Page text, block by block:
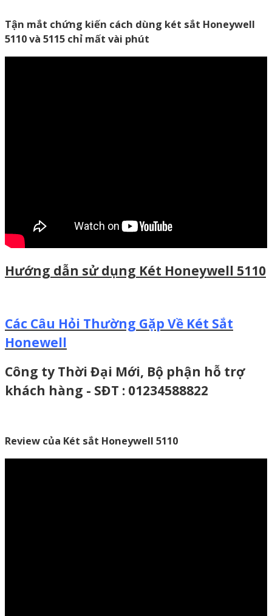
Tận mắt chứng kiến cách dùng két sắt Honeywell
5110 và 5115 chỉ mất vài phút
Hướng dẫn sử dụng Két Honeywell 5110
Các Câu Hỏi Thường Gặp Về Két Sắt
Honewell
Công ty Thời Đại Mới, Bộ phận hỗ trợ
khách hàng - SĐT : 01234588822
Review của Két sắt Honeywell 5110